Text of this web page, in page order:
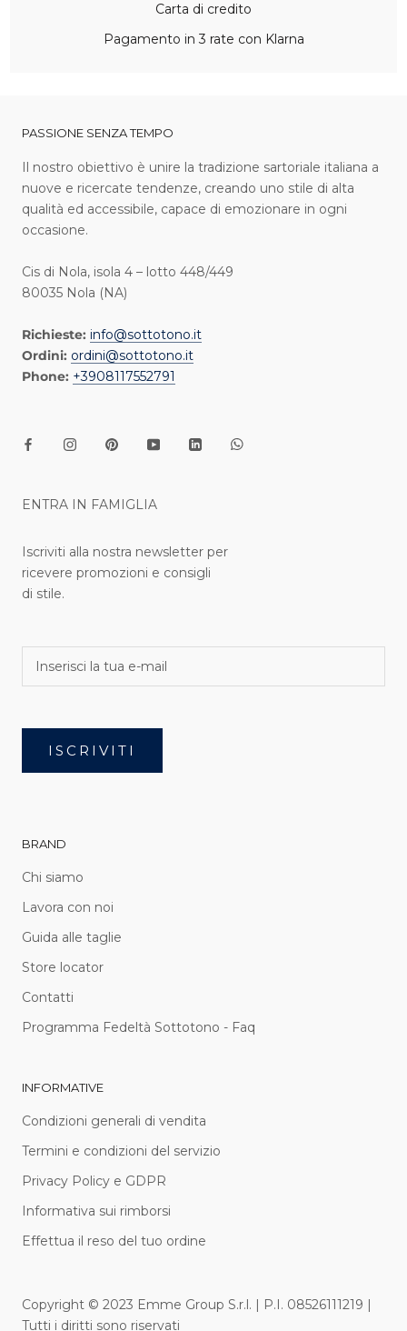
Carta di credito
Pagamento in 3 rate con Klarna
PASSIONE SENZA TEMPO
I l nostro obiettivo è unire la tradizione sartoriale italiana a
nuove e ricercate tendenze, creando uno stile di alta
qualità ed accessibile, capace di emozionare in ogni
occasione.
Cis di Nola, isola 4 – lotto 448/449
80035 Nola (NA)
Richieste: info@sottotono.it
Ordini: ordini@sottotono.it
Phone: +3908117552791
ENTRA IN FAMIGLIA
Iscriviti alla nostra newsletter per
ricevere promozioni e consigli
di stile.
ISCRIVITI
BRAND
Chi siamo
Lavora con noi
Guida alle taglie
Store locator
Contatti
Programma Fedeltà Sottotono - Faq
INFORMATIVE
Condizioni generali di vendita
Termini e condizioni del servizio
Privacy Policy e GDPR
Informativa sui rimborsi
Effettua il reso del tuo ordine
Copyright © 2023 Emme Group S.r.l. | P.I. 08526111219 |
Tutti i diritti sono riservati